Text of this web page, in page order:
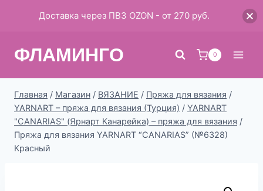
ФЛАМИНГО 0
Главная / Магазин / ВЯЗАНИЕ / Пряжа для вязания /
YARNART – пряжа для вязания (Турция) / YARNART
"CANARIAS" (Ярнарт Канарейка) – пряжа для вязания /
Пряжа для вязания YARNART “CANARIAS” (№6328)
Красный
Доставка через ПВЗ OZON - от 270 руб.